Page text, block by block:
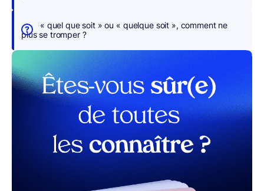
p
o
r
v
MerciApp (gratuit)
« quel que soit » ou « quelque soit », comment ne
plus se tromper ?